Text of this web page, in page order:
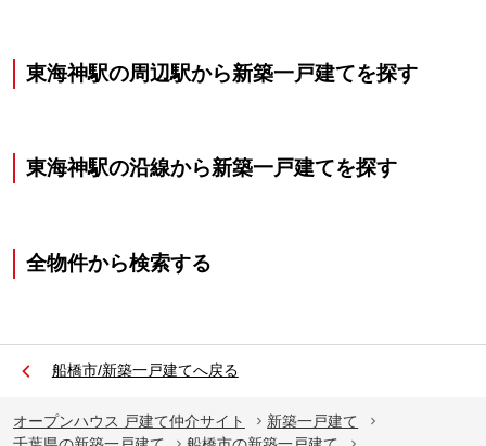
東海神駅の周辺駅から新築一戸建てを探す
東海神駅の沿線から新築一戸建てを探す
全物件から検索する
船橋市/新築一戸建てへ戻る
オープンハウス 戸建て仲介サイト
新築一戸建て